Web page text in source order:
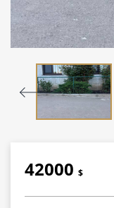
42000 $
1218000грн